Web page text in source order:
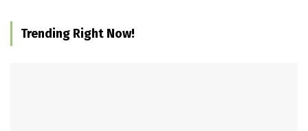
Trending Right Now!